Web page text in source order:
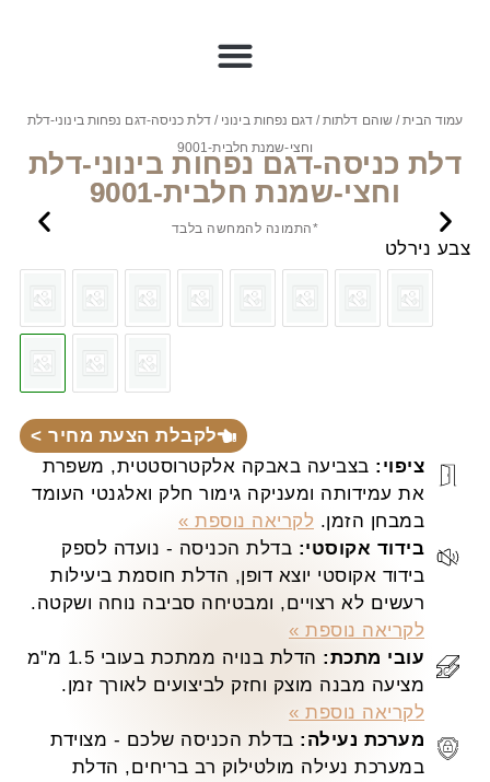
ציפוי: בצביעה באבקה אלקטרוסטטית, משפרת
את עמידותה ומעניקה גימור חלק ואלגנטי העומד
במבחן הזמן. לקריאה נוספת »
בידוד אקוסטי: בדלת הכניסה - נועדה לספק
בידוד אקוסטי יוצא דופן, הדלת חוסמת ביעילות
רעשים לא רצויים, ומבטיחה סביבה נוחה ושקטה.
לקריאה נוספת »
עובי מתכת:
הדלת בנויה ממתכת בעובי 1.5 מ"מ
מציעה מבנה מוצק וחזק לביצועים לאורך זמן.
לקריאה נוספת »
מערכת נעילה: בדלת הכניסה שלכם - מצוידת
במערכת נעילה מולטילוק רב בריחים, הדלת
עמוד הבית/ שוהם דלתות/דגם נפחות בינוני / דלת כניסה-דגם נפחות בינוני-דלת
וחצי-שמנת חלבית-9001
דלת כניסה-דגם נפחות בינוני-דלת
וחצי-שמנת חלבית-9001
*התמונה להמחשה בלבד
צבע נירלט
לקבלת הצעת מחיר >